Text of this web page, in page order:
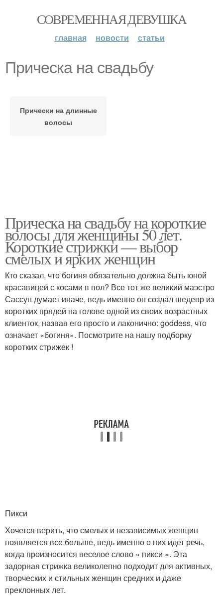
СОВРЕМЕННАЯ ДЕВУШКА
главная новости статьи
Прическа на свадьбу
Прически на длинные
волосы
Прическа на свадьбу на короткие
волосы для женщины 50 лет.
Короткие стрижки — выбор
смелых и ярких женщин
Кто сказал, что богиня обязательно должна быть юной
красавицей с косами в пол? Все тот же великий маэстро
Сассун думает иначе, ведь именно он создал шедевр из
коротких прядей на голове одной из своих возрастных
клиенток, назвав его просто и лаконично: goddess, что
означает «богиня». Посмотрите на нашу подборку
коротких стрижек !
Пикси
Хочется верить, что смелых и независимых женщин
появляется все больше, ведь именно о них идет речь,
когда произносится веселое слово « пикси ». Эта
задорная стрижка великолепно подходит для активных,
творческих и стильных женщин средних и даже
преклонных лет.